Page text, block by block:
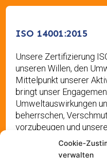
Cookie-
verwalten
ISO 14001:2015
Unsere Zertifizierung
unseren Willen, den
Mittelpunkt unserer
bringt unser
Umweltauswirkungen
beherrschen,
vorzubeugen und
kontinuierlich zu